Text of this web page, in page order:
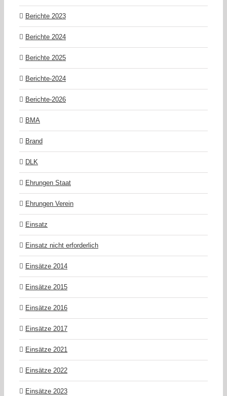
Berichte 2023
Berichte 2024
Berichte 2025
Berichte-2024
Berichte-2026
BMA
Brand
DLK
Ehrungen Staat
Ehrungen Verein
Einsatz
Einsatz nicht erforderlich
Einsätze 2014
Einsätze 2015
Einsätze 2016
Einsätze 2017
Einsätze 2021
Einsätze 2022
Einsätze 2023